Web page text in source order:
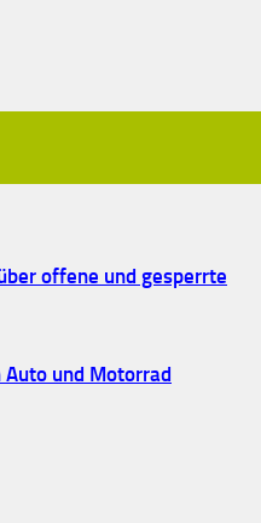
offene und gesperrte
und Motorrad